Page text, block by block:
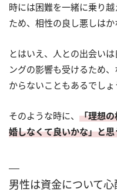
時には困難を一緒に乗り
ため、相性の良し悪しはか
とはいえ、人との出会い
ングの影響も受けるため
からないこともあるでしょ
そのような時に、 「理想
婚しなくて良いかな」と
男性は資金について